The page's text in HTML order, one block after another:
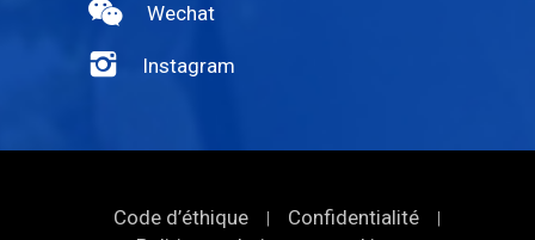
Wechat
Instagram
Code d’éthique Confidentialité